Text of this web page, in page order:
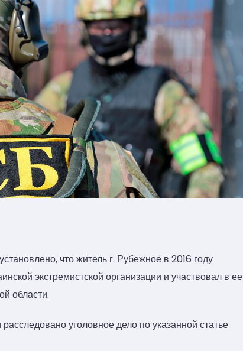
что житель г. Рубежное в 2016 году
экстремистской организации и участвовал в ее
области.
уголовное дело по указанной статье